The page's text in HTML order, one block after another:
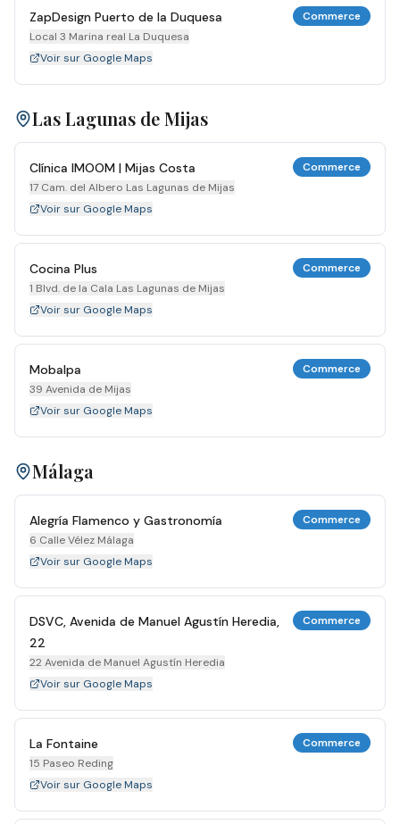
ZapDesign Puerto de la Duquesa
Local 3 Marina real La Duquesa
Commerce
Voir sur Google Maps
Las Lagunas de Mijas
Clínica IMOOM | Mijas Costa
17 Cam. del Albero Las Lagunas de Mijas
Commerce
Voir sur Google Maps
Cocina Plus
1 Blvd. de la Cala Las Lagunas de Mijas
Commerce
Voir sur Google Maps
Mobalpa
39 Avenida de Mijas
Commerce
Voir sur Google Maps
Málaga
Alegría Flamenco y Gastronomía
6 Calle Vélez Málaga
Commerce
Voir sur Google Maps
DSVC, Avenida de Manuel Agustín Heredia,
22
22 Avenida de Manuel Agustín Heredia
Commerce
Voir sur Google Maps
La Fontaine
15 Paseo Reding
Commerce
Voir sur Google Maps